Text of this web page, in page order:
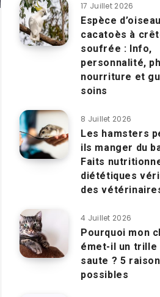
17 Juillet 2026
Espèce d’oiseau
cacatoès à
soufrée : Info,
personnalité,
nourriture et
soins
8 Juillet 2026
Les hamsters
ils manger du
Faits
diététiques
des
4 Juillet 2026
Pourquoi mon
émet-il un trille
saute ? 5
possibles